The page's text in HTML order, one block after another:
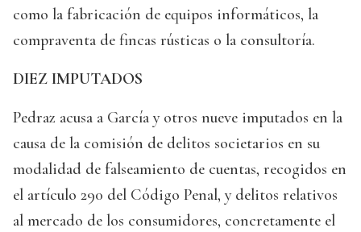
como la fabricación de equipos informáticos, la
compraventa de fincas rústicas o la consultoría.
DIEZ IMPUTADOS
Pedraz acusa a García y otros nueve imputados en la
causa de la comisión de delitos societarios en su
modalidad de falseamiento de cuentas, recogidos en
el artículo 290 del Código Penal, y delitos relativos
al mercado de los consumidores, concretamente el